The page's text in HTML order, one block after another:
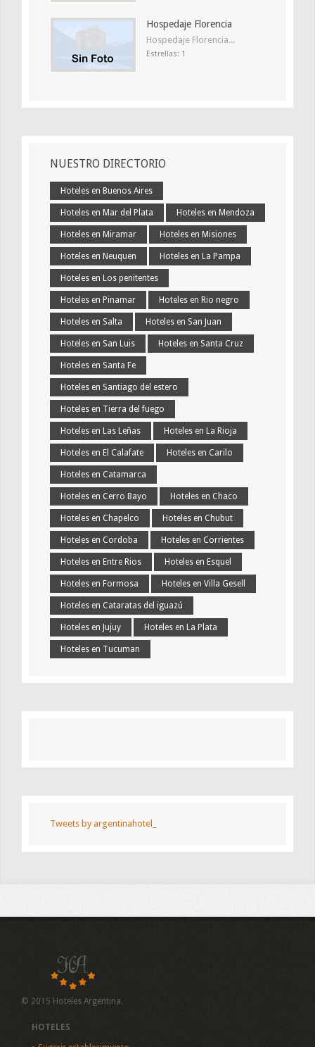
Hospedaje Florencia
Hospedaje Florencia...
Estrellas: 1
NUESTRO DIRECTORIO
Hoteles en Buenos Aires
Hoteles en Mar del Plata Hoteles en Mendoza
Hoteles en Miramar Hoteles en Misiones
Hoteles en Neuquen Hoteles en La Pampa
Hoteles en Los penitentes
Hoteles en Pinamar Hoteles en Rio negro
Hoteles en Salta Hoteles en San Juan
Hoteles en San Luis Hoteles en Santa Cruz
Hoteles en Santa Fe
Hoteles en Santiago del estero
Hoteles en Tierra del fuego
Hoteles en Las Leñas Hoteles en La Rioja
Hoteles en El Calafate Hoteles en Carilo
Hoteles en Catamarca
Hoteles en Cerro Bayo Hoteles en Chaco
Hoteles en Chapelco Hoteles en Chubut
Hoteles en Cordoba Hoteles en Corrientes
Hoteles en Entre Rios Hoteles en Esquel
Hoteles en Formosa Hoteles en Villa Gesell
Hoteles en Cataratas del iguazú
Hoteles en Jujuy Hoteles en La Plata
Hoteles en Tucuman
Tweets by argentinahotel_
© 2015 Hoteles Argentina.
HOTELES